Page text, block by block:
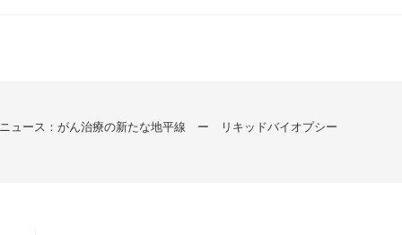
ュース：がん治療の新たな地平線 ー リキッドバイオプシー